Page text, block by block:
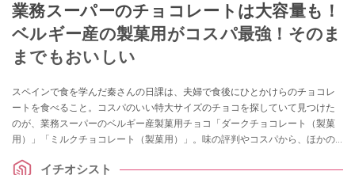
業務スーパーのチョコレートは大容量も！
ベルギー産の製菓用がコスパ最強！そのま
までもおいしい
スペインで食を学んだ秦さんの日課は、夫婦で食後にひとかけらのチョコレ
ートを食べること。コスパのいい特大サイズのチョコを探していて見つけた
のが、業務スーパーのベルギー産製菓用チョコ「ダークチョコレート（製菓
用）」「ミルクチョコレート（製菓用）」。味の評判やコスパから、ほかの
介します。イチオシスト